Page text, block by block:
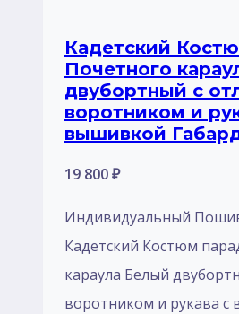
Кадетский
Почетного
двубортный с
воротником и
вышивкой
19 800₽
Индивидуальный
Кадетский Костюм
караула Белый
воротником и рукава